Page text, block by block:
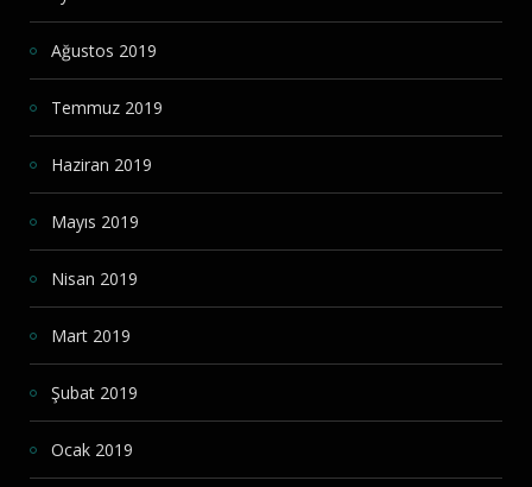
Ağustos 2019
Temmuz 2019
Haziran 2019
Mayıs 2019
Nisan 2019
Mart 2019
Şubat 2019
Ocak 2019